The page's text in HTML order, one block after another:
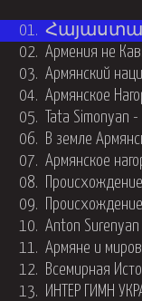
01.
02. Армения не
03. Армянский
04. Армянское
05.
Tata
06. В земле
07. Армянское
08.
09.
10. Anton Surenyan
11. Армяне и
12. Всемирная
13. ИНТЕР ГИМН